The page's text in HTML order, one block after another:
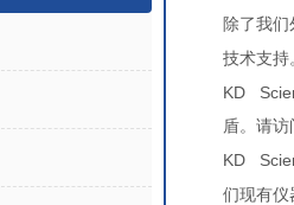
除了我
技术支持
KD
盾。请
KD
们现有仪